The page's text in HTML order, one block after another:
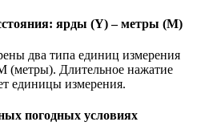
ярды (Y) – метры (М)
два типа единиц измерения
(метры). Длительное нажатие
единицы измерения.
погодных условиях